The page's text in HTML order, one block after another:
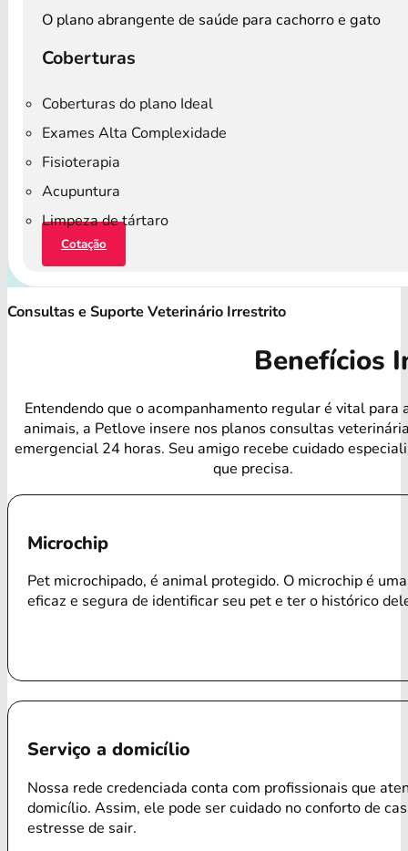
O plano abrangente de saúde para cachorro e gato
Coberturas
Coberturas do plano Ideal
Exames Alta Complexidade
Fisioterapia
Acupuntura
Limpeza de tártaro
Cotação
Consultas e Suporte Veterinário Irrestrito
Benefícios
Entendendo que o acompanhamento regular é vital para
animais, a Petlove insere nos planos consultas
emergencial 24 horas. Seu amigo recebe cuidado
que precisa.
Microchip
Pet microchipado, é animal protegido. O microchip é
eficaz e segura de identificar seu pet e ter o histórico
Serviço a domicílio
Nossa rede credenciada conta com profissionais que
domicílio. Assim, ele pode ser cuidado no conforto de
estresse de sair.